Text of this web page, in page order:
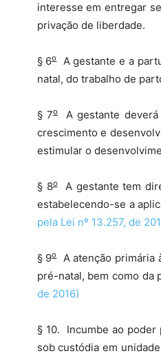
interesse em entregar
privação de
§ 6oA gestante e a
natal, do trabalho de
§ 7oA gestante deverá
crescimento e
estimular o
§ 8oA gestante tem
estabelecendo-se a
pela Lei nº 13.257, de
§ 9oA atenção primária
pré-natal, bem como
de 2016)
§ 10. Incumbe ao poder
sob custódia em